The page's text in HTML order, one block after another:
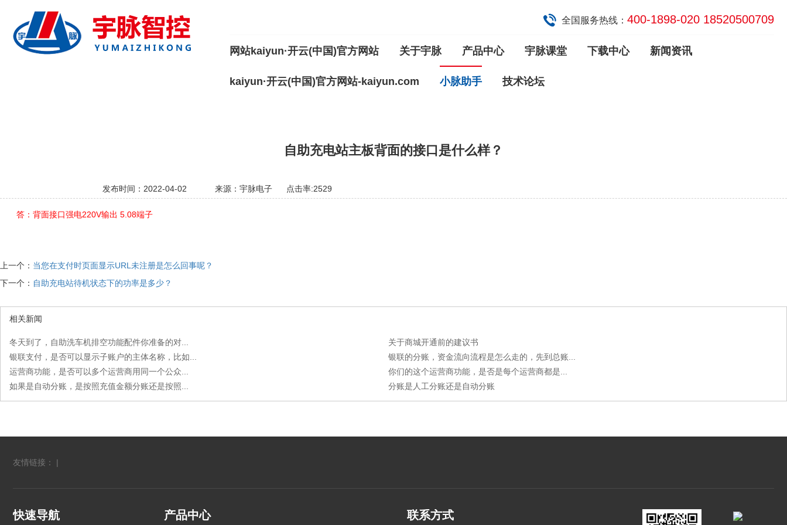
全国服务热线： 400-1898-020 18520500709
网站kaiyun·开云(中国)官方网站 关于宇脉 产品中心 宇脉课堂 下载中心 新闻资讯
kaiyun·开云(中国)官方网站-kaiyun.com 小脉助手 技术论坛
自助充电站主板背面的接口是什么样？
发布时间：2022-04-02 来源：宇脉电子 点击率:2529
答：背面接口强电220V输出 5.08端子
上一个： 当您在支付时页面显示URL未注册是怎么回事呢？
下一个： 自助充电站待机状态下的功率是多少？
相关新闻
冬天到了，自助洗车机排空功能配件你准备的对...
关于商城开通前的建议书
银联支付，是否可以显示子账户的主体名称，比如...
银联的分账，资金流向流程是怎么走的，先到总账...
运营商功能，是否可以多个运营商用同一个公众...
你们的这个运营商功能，是否是每个运营商都是...
如果是自动分账，是按照充值金额分账还是按照...
分账是人工分账还是自动分账
友情链接： |
快速导航 产品中心 联系方式